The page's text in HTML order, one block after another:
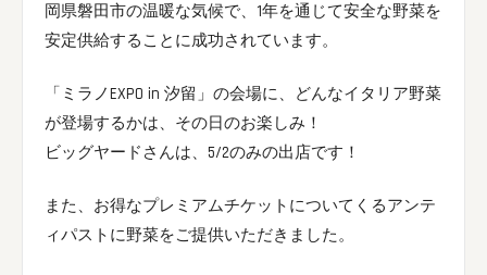
岡県磐田市の温暖な気候で、1年を通じて安全な野菜を
安定供給することに成功されています。
「ミラノEXPO in 汐留」の会場に、どんなイタリア野菜
が登場するかは、その日のお楽しみ！
ビッグヤードさんは、5/2のみの出店です！
また、お得なプレミアムチケットについてくるアンテ
ィパストに野菜をご提供いただきました。